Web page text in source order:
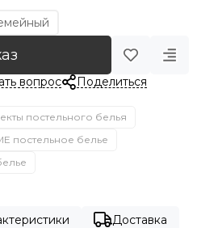
вопрос Поделиться
постельного белья
постельное белье
Доставка